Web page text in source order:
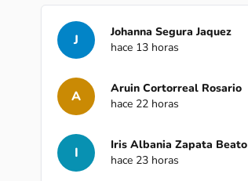
J
Johanna Segura Jaquez
hace 13 horas
A
Aruin Cortorreal Rosario
hace 22 horas
I
Iris Albania Zapata Beato
hace 23 horas